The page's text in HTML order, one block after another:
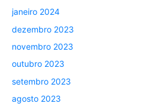
janeiro 2024
dezembro 2023
novembro 2023
outubro 2023
setembro 2023
agosto 2023